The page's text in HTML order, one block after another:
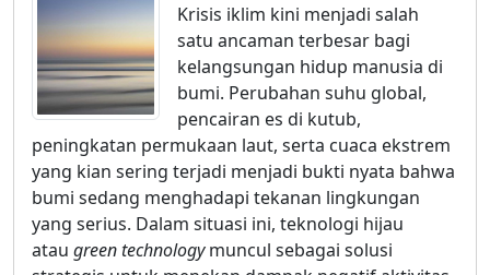
Krisis iklim kini menjadi salah
satu ancaman terbesar bagi
kelangsungan hidup manusia di
bumi. Perubahan suhu global,
pencairan es di kutub,
peningkatan permukaan laut, serta cuaca ekstrem
yang kian sering terjadi menjadi bukti nyata bahwa
bumi sedang menghadapi tekanan lingkungan
yang serius. Dalam situasi ini, teknologi hijau
atau green technologymuncul sebagai solusi